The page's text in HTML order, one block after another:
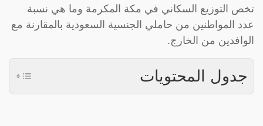
تخص التوزيع السكاني في مكة المكرمة وما هي نسبة
عدد المواطنين من حاملي الجنسية السعودية بالمقارنة مع
الوافدين من الخارج.
جدول المحتويات